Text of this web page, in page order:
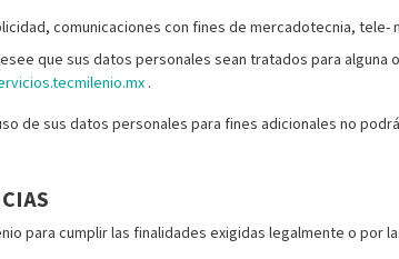
comunicaciones con fines de mercadotecnia, tele-
que sus datos personales sean tratados para
.
de sus datos personales para fines adicionales no
para cumplir las finalidades exigidas legalmente o